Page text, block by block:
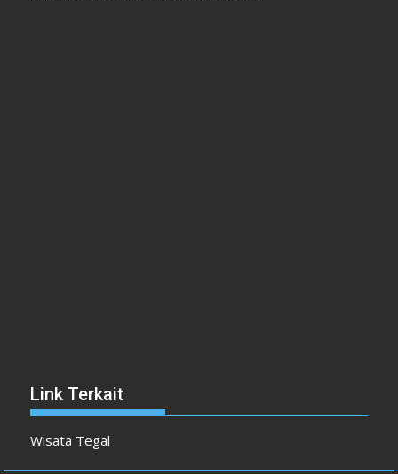
Link Terkait
Wisata Tegal